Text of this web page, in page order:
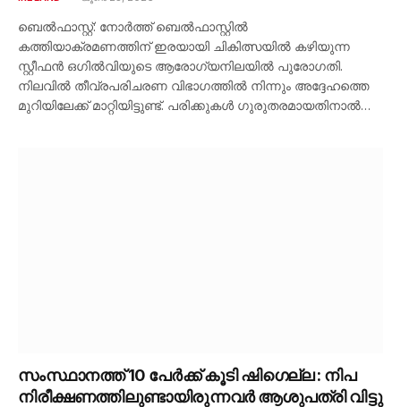
ബെൽഫാസ്റ്റ്: നോർത്ത് ബെൽഫാസ്റ്റിൽ
കത്തിയാക്രമണത്തിന് ഇരയായി ചികിത്സയിൽ കഴിയുന്ന
സ്റ്റീഫൻ ഒഗിൽവിയുടെ ആരോഗ്യനിലയിൽ പുരോഗതി.
നിലവിൽ തീവ്രപരിചരണ വിഭാഗത്തിൽ നിന്നും അദ്ദേഹത്തെ
മുറിയിലേക്ക് മാറ്റിയിട്ടുണ്ട്. പരിക്കുകൾ ഗുരുതരമായതിനാൽ…
സംസ്ഥാനത്ത് 10 പേർക്ക് കൂടി ഷിഗെല്ല : നിപ
നിരീക്ഷണത്തിലുണ്ടായിരുന്നവർ ആശുപത്രി വിട്ടു